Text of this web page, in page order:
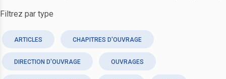
Filtrez par type
ARTICLES CHAPITRES D'OUVRAGE
DIRECTION D'OUVRAGE OUVRAGES